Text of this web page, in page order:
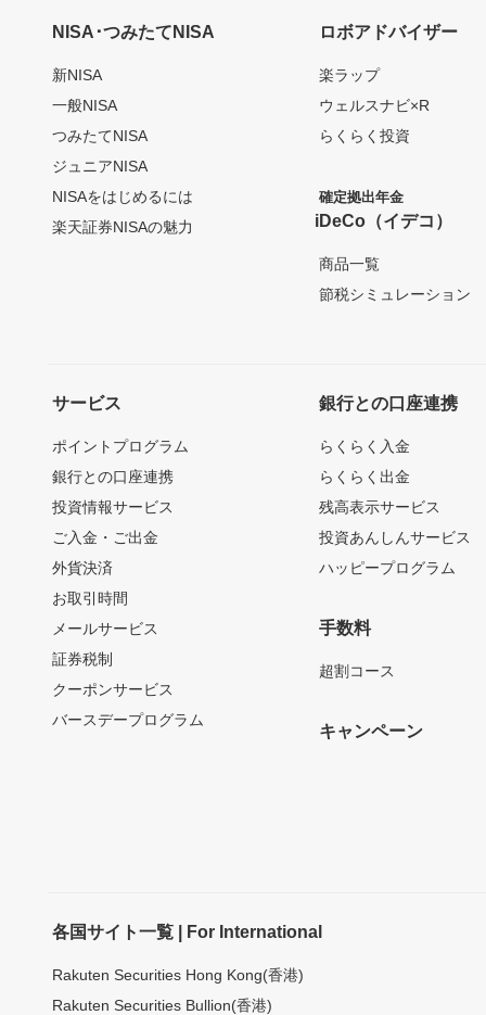
NISA･つみたてNISA
新NISA
一般NISA
つみたてNISA
ジュニアNISA
NISAをはじめるには
楽天証券NISAの魅力
ロボアドバイザー
楽ラップ
ウェルスナビ×R
らくらく投資
確定拠出年金
iDeCo（イデコ）
商品一覧
節税シミュレーション
サービス
ポイントプログラム
銀行との口座連携
投資情報サービス
ご入金・ご出金
外貨決済
お取引時間
メールサービス
証券税制
クーポンサービス
バースデープログラム
銀行との口座連携
らくらく入金
らくらく出金
残高表示サービス
投資あんしんサービス
ハッピープログラム
手数料
超割コース
キャンペーン
各国サイト一覧 | For International
Rakuten Securities Hong Kong(香港)
Rakuten Securities Bullion(香港)